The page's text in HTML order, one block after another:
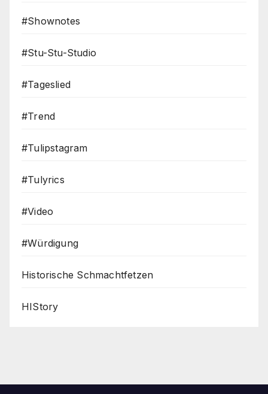
#Shownotes
#Stu-Stu-Studio
#Tageslied
#Trend
#Tulipstagram
#Tulyrics
#Video
#Würdigung
Historische Schmachtfetzen
HIStory